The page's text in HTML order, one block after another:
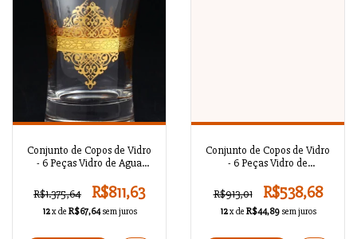
Conjunto de Copos de Vidro
- 6 Peças Vidro de Agua
R$1.375,64
R$811,63
12x de R$67,64 sem juros
Conjunto de Copos de Vidro
- 6 Peças Vidro de
Platina / BR56120
R$913,01 R$538,68
12x de R$44,89 sem juros